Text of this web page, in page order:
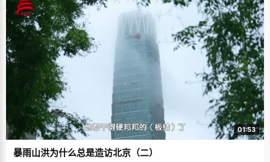
01:53
暴雨山洪为什么总是造访北京（二）